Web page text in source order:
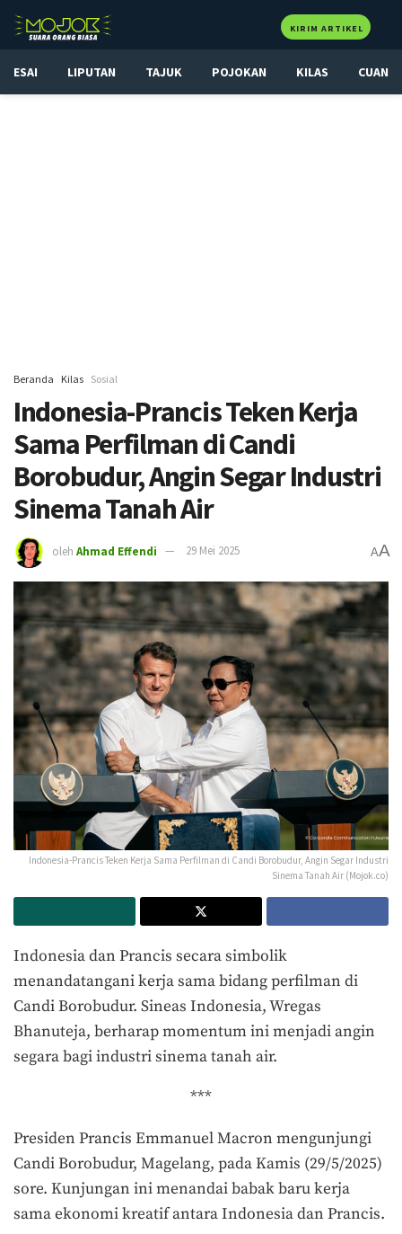
KIRIM ARTIKEL
ESAI LIPUTAN TAJUK POJOKAN KILAS CUAN
Beranda Kilas Sosial
Indonesia-Prancis Teken Kerja
Sama Perfilman di Candi
Borobudur, Angin Segar Industri
Sinema Tanah Air
oleh Ahmad Effendi 29 Mei 2025 AA
Indonesia-Prancis Teken Kerja Sama Perfilman di Candi Borobudur, Angin Segar Industri
Sinema Tanah Air (Mojok.co)
Indonesia dan Prancis secara simbolik
menandatangani kerja sama bidang perfilman di
Candi Borobudur. Sineas Indonesia, Wregas
Bhanuteja, berharap momentum ini menjadi angin
segara bagi industri sinema tanah air.
***
Presiden Prancis Emmanuel Macron mengunjungi
Candi Borobudur, Magelang, pada Kamis (29/5/2025)
sore. Kunjungan ini menandai babak baru kerja
sama ekonomi kreatif antara Indonesia dan Prancis.